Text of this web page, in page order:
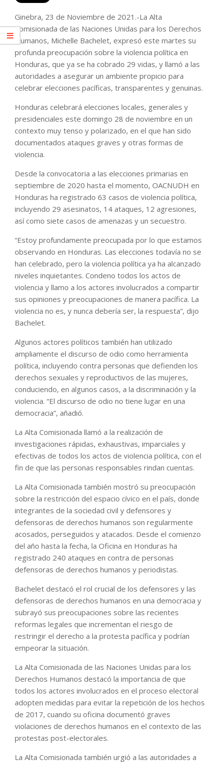
Ginebra, 23 de Noviembre de 2021.-La Alta
Comisionada de las Naciones Unidas para los Derechos
Humanos, Michelle Bachelet, expresó este martes su
profunda preocupación sobre la violencia política en
Honduras, que ya se ha cobrado 29 vidas, y llamó a las
autoridades a asegurar un ambiente propicio para
celebrar elecciones pacíficas, transparentes y genuinas.
Honduras celebrará elecciones locales, generales y
presidenciales este domingo 28 de noviembre en un
contexto muy tenso y polarizado, en el que han sido
documentados ataques graves y otras formas de
violencia.
Desde la convocatoria a las elecciones primarias en
septiembre de 2020 hasta el momento, OACNUDH en
Honduras ha registrado 63 casos de violencia política,
incluyendo 29 asesinatos, 14 ataques, 12 agresiones,
así como siete casos de amenazas y un secuestro.
“Estoy profundamente preocupada por lo que estamos
observando en Honduras. Las elecciones todavía no se
han celebrado, pero la violencia política ya ha alcanzado
niveles inquietantes. Condeno todos los actos de
violencia y llamo a los actores involucrados a compartir
sus opiniones y preocupaciones de manera pacífica. La
violencia no es, y nunca debería ser, la respuesta”, dijo
Bachelet.
Algunos actores políticos también han utilizado
ampliamente el discurso de odio como herramienta
política, incluyendo contra personas que defienden los
derechos sexuales y reproductivos de las mujeres,
conduciendo, en algunos casos, a la discriminación y la
violencia. “El discurso de odio no tiene lugar en una
democracia”, añadió.
La Alta Comisionada llamó a la realización de
investigaciones rápidas, exhaustivas, imparciales y
efectivas de todos los actos de violencia política, con el
fin de que las personas responsables rindan cuentas.
La Alta Comisionada también mostró su preocupación
sobre la restricción del espacio cívico en el país, donde
integrantes de la sociedad civil y defensores y
defensoras de derechos humanos son regularmente
acosados, perseguidos y atacados. Desde el comienzo
del año hasta la fecha, la Oficina en Honduras ha
registrado 240 ataques en contra de personas
defensoras de derechos humanos y periodistas.
Bachelet destacó el rol crucial de los defensores y las
defensoras de derechos humanos en una democracia y
subrayó sus preocupaciones sobre las recientes
reformas legales que incrementan el riesgo de
restringir el derecho a la protesta pacífica y podrían
empeorar la situación.
La Alta Comisionada de las Naciones Unidas para los
Derechos Humanos destacó la importancia de que
todos los actores involucrados en el proceso electoral
adopten medidas para evitar la repetición de los hechos
de 2017, cuando su oficina documentó graves
violaciones de derechos humanos en el contexto de las
protestas post-electorales.
La Alta Comisionada también urgió a las autoridades a